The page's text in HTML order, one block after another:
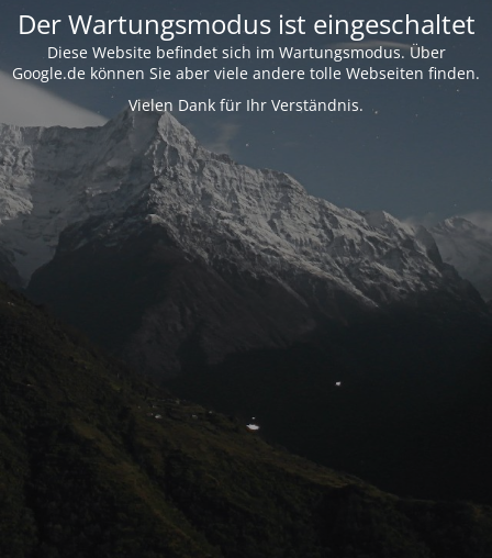
Der Wartungsmodus ist eingeschaltet
Diese Website befindet sich im Wartungsmodus. Über
Google.de können Sie aber viele andere tolle Webseiten finden.
Vielen Dank für Ihr Verständnis.